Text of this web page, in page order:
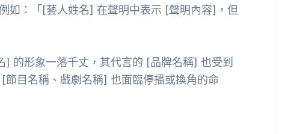
如：「[藝人姓名] 在聲明中表示 [聲明內容]，但
的形象一落千丈，其代言的 [品牌名稱] 也受到
目名稱、戲劇名稱] 也面臨停播或換角的命